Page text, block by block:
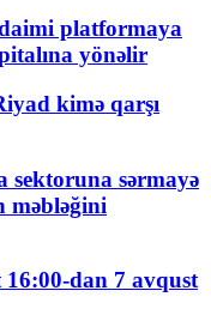
platformaya
yönəlir
kimə qarşı
sektoruna sərmayə
məbləğini
16:00-dan 7 avqust